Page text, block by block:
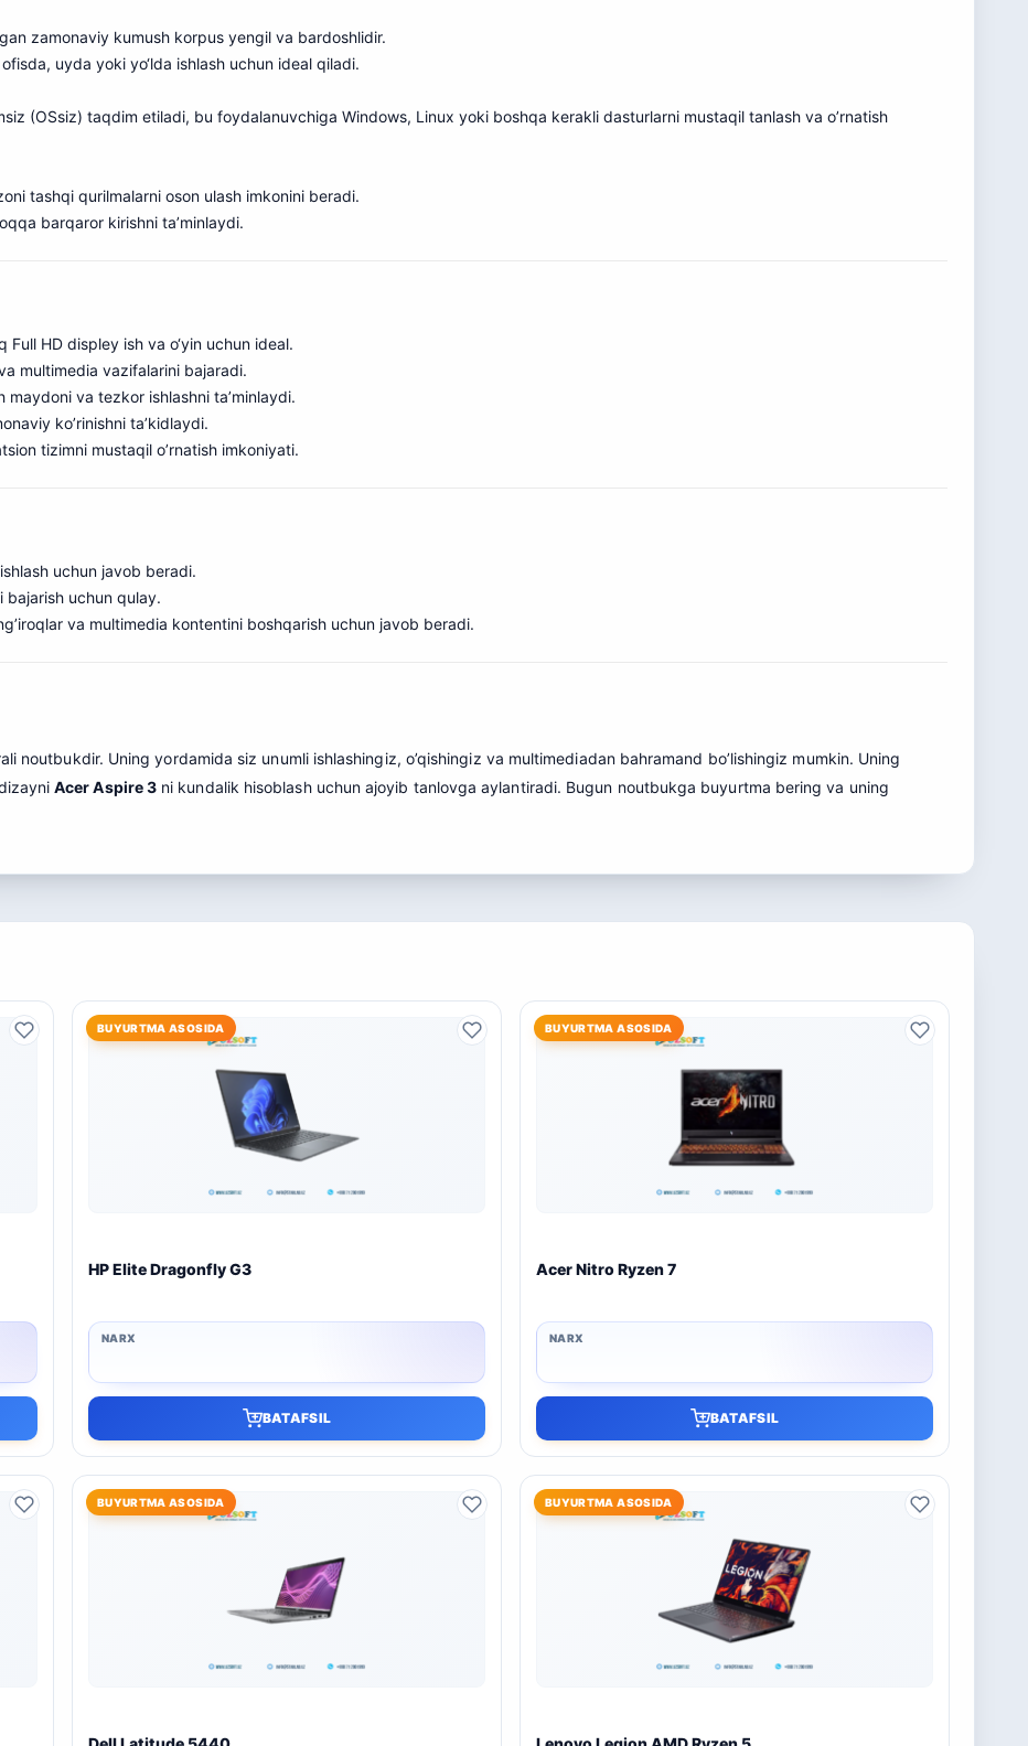
zamonaviy kumush korpus yengil va bardoshlidir.
ofisda, uyda yoki yo‘lda ishlash uchun ideal qiladi.
(OSsiz) taqdim etiladi, bu foydalanuvchiga Windows, Linux yoki boshqa kerakli dasturlarni mustaqil tanlash va o’rnatish
tashqi qurilmalarni oson ulash imkonini beradi.
barqaror kirishni ta’minlaydi.
HD displey ish va o‘yin uchun ideal.
multimedia vazifalarini bajaradi.
maydoni va tezkor ishlashni ta’minlaydi.
ko’rinishni ta’kidlaydi.
tizimni mustaqil o’rnatish imkoniyati.
uchun javob beradi.
bajarish uchun qulay.
va multimedia kontentini boshqarish uchun javob beradi.
noutbukdir. Uning yordamida siz unumli ishlashingiz, o’qishingiz va multimediadan bahramand bo’lishingiz mumkin. Uning
Acer Aspire 3 ni kundalik hisoblash uchun ajoyib tanlovga aylantiradi. Bugun noutbukga buyurtma bering va uning
BUYURTMA ASOSIDA
HP Elite Dragonfly G3
BATAFSIL
BUYURTMA ASOSIDA
Acer Nitro Ryzen 7
BATAFSIL
BUYURTMA ASOSIDA BUYURTMA ASOSIDA